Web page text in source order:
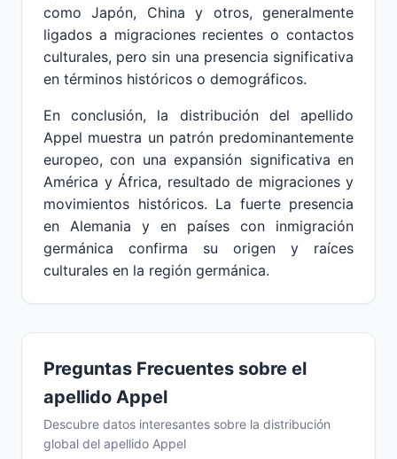
como Japón, China y otros, generalmente
ligados a migraciones recientes o contactos
culturales, pero sin una presencia significativa
en términos históricos o demográficos.
En conclusión, la distribución del apellido
Appel muestra un patrón predominantemente
europeo, con una expansión significativa en
América y África, resultado de migraciones y
movimientos históricos. La fuerte presencia
en Alemania y en países con inmigración
germánica confirma su origen y raíces
culturales en la región germánica.
Preguntas Frecuentes sobre el
apellido Appel
Descubre datos interesantes sobre la distribución
global del apellido Appel